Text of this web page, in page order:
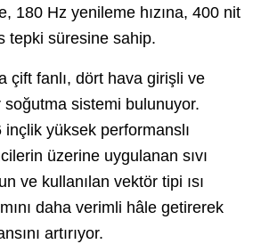
180 Hz yenileme hızına, 400 nit
tepki süresine sahip.
çift fanlı, dört hava girişli ve
soğutma sistemi bulunuyor.
yüksek performanslı
üzerine uygulanan sıvı
ve kullanılan vektör tipi ısı
daha verimli hâle getirerek
artırıyor.